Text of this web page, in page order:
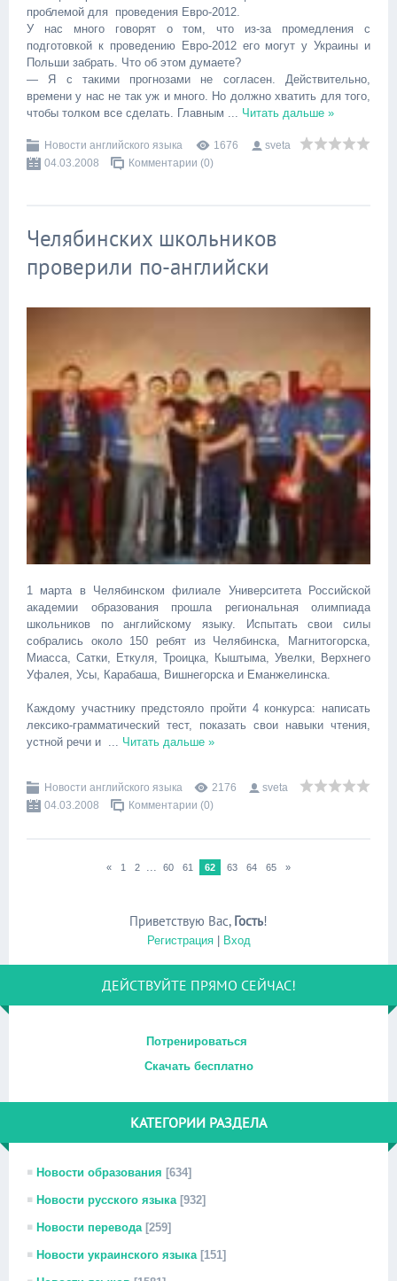
проблемой для проведения Евро-2012.
У нас много говорят о том, что из-за промедления с
подготовкой к проведению Евро-2012 его могут у Украины и
Польши забрать. Что об этом думаете?
— Я с такими прогнозами не согласен. Действительно,
времени у нас не так уж и много. Но должно хватить для того,
чтобы толком все сделать. Главным ... Читать дальше »
Новости английского языка 1676
sveta
04.03.2008
Комментарии (0)
Челябинских школьников
проверили по-английски
1 марта в Челябинском филиале Университета Российской
академии образования прошла региональная олимпиада
школьников по английскому языку. Испытать свои силы
собрались около 150 ребят из Челябинска, Магнитогорска,
Миасса, Сатки, Еткуля, Троицка, Кыштыма, Увелки, Верхнего
Уфалея, Усы, Карабаша, Вишнегорска и Еманжелинска.
Каждому участнику предстояло пройти 4 конкурса: написать
лексико-грамматический тест, показать свои навыки чтения,
устной речи и
Читать дальше »
Новости английского языка 2176
sveta
04.03.2008
Комментарии (0)
« 1 2 ... 60 61 62 63 64 65 »
Приветствую Вас, Гость!
Регистрация| Вход
ДЕЙСТВУЙТЕ ПРЯМО СЕЙЧАС!
Потренироваться
Скачать бесплатно
КАТЕГОРИИ РАЗДЕЛА
Новости образования [634]
Новости русского языка [932]
Новости перевода [259]
Новости украинского языка [151]